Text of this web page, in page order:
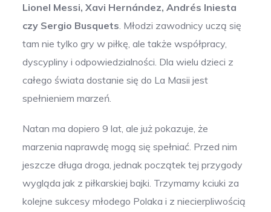
Lionel Messi, Xavi Hernández, Andrés Iniesta
czy Sergio Busquets Młodzi zawodnicy uczą się
tam nie tylko gry w piłkę, ale także współpracy,
dyscypliny i odpowiedzialności. Dla wielu dzieci z
całego świata dostanie się do La Masii jest
spełnieniem marzeń.
Natan ma dopiero 9 lat, ale już pokazuje, że
marzenia naprawdę mogą się spełniać. Przed nim
jeszcze długa droga, jednak początek tej przygody
wygląda jak z piłkarskiej bajki. Trzymamy kciuki za
kolejne sukcesy młodego Polaka i z niecierpliwością